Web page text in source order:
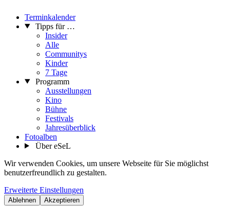
Terminkalender
Tipps für …
Insider
Alle
Communitys
Kinder
7 Tage
Programm
Ausstellungen
Kino
Bühne
Festivals
Jahresüberblick
Fotoalben
Über eSeL
Wir verwenden Cookies, um unsere Webseite für Sie möglichst
benutzerfreundlich zu gestalten.
Erweiterte Einstellungen
Ablehnen Akzeptieren